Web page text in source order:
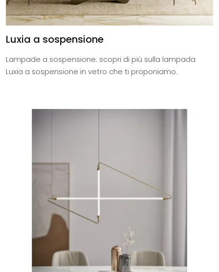
Luxia a sospensione
Lampade a sospensione: scopri di più sulla lampada
Luxia a sospensione in vetro che ti proponiamo.